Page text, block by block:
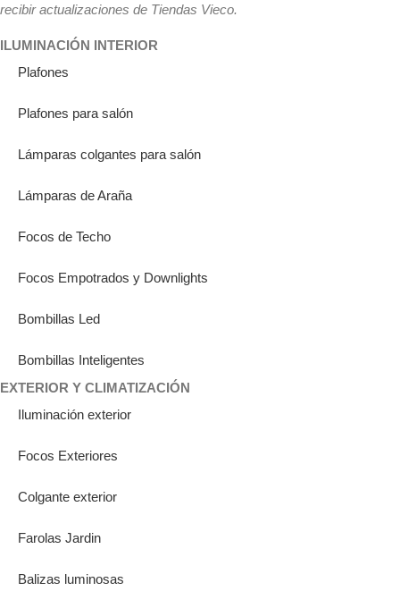
recibir actualizaciones de Tiendas Vieco.
ILUMINACIÓN INTERIOR
Plafones
Plafones para salón
Lámparas colgantes para salón
Lámparas de Araña
Focos de Techo
Focos Empotrados y Downlights
Bombillas Led
Bombillas Inteligentes
EXTERIOR Y CLIMATIZACIÓN
Iluminación exterior
Focos Exteriores
Colgante exterior
Farolas Jardin
Balizas luminosas